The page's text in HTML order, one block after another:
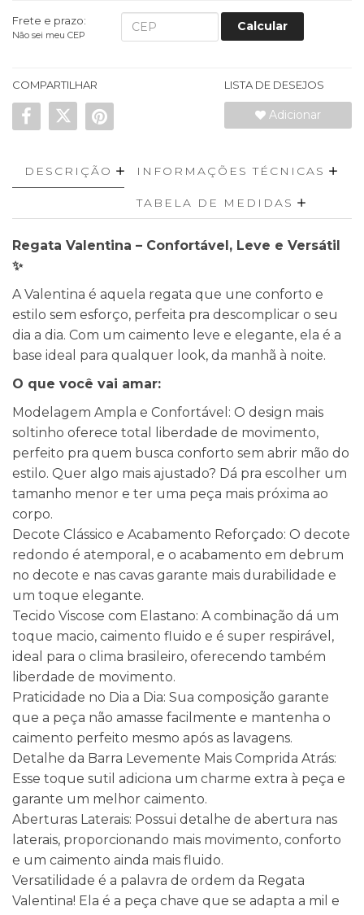
Frete e prazo:
Não sei meu CEP
Calcular
COMPARTILHAR LISTA DE DESEJOS
Adicionar
DESCRIÇÃO INFORMAÇÕES TÉCNICAS
TABELA DE MEDIDAS
Regata Valentina – Confortável, Leve e Versátil
✨
A Valentina é aquela regata que une conforto e
estilo sem esforço, perfeita pra descomplicar o seu
dia a dia. Com um caimento leve e elegante, ela é a
base ideal para qualquer look, da manhã à noite.
O que você vai amar:
Modelagem Ampla e Confortável: O design mais
soltinho oferece total liberdade de movimento,
perfeito pra quem busca conforto sem abrir mão do
estilo. Quer algo mais ajustado? Dá pra escolher um
tamanho menor e ter uma peça mais próxima ao
corpo.
Decote Clássico e Acabamento Reforçado: O decote
redondo é atemporal, e o acabamento em debrum
no decote e nas cavas garante mais durabilidade e
um toque elegante.
Tecido Viscose com Elastano: A combinação dá um
toque macio, caimento fluido e é super respirável,
ideal para o clima brasileiro, oferecendo também
liberdade de movimento.
Praticidade no Dia a Dia: Sua composição garante
que a peça não amasse facilmente e mantenha o
caimento perfeito mesmo após as lavagens.
Detalhe da Barra Levemente Mais Comprida Atrás:
Esse toque sutil adiciona um charme extra à peça e
garante um melhor caimento.
Aberturas Laterais: Possui detalhe de abertura nas
laterais, proporcionando mais movimento, conforto
e um caimento ainda mais fluido.
Versatilidade é a palavra de ordem da Regata
Valentina! Ela é a peça chave que se adapta a mil e